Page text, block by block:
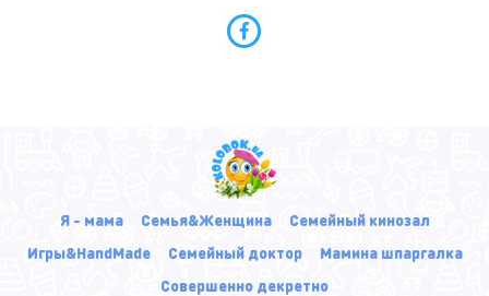
Я - мама Семья&Женщина
Семейный кинозал
Игры&HandMade
Семейный доктор
Мамина шпаргалка
Совершенно декретно